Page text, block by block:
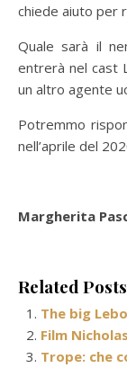
chiede aiuto per
Quale sarà il
entrerà nel cast
un altro agente
Potremmo
nell’aprile del
Margherita
Related
The big
Film
Trope: che